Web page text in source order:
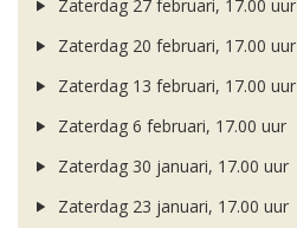
Zaterdag 27 februari, 17.00 uur
Zaterdag 20 februari, 17.00 uur
Zaterdag 13 februari, 17.00 uur
Zaterdag 6 februari, 17.00 uur
Zaterdag 30 januari, 17.00 uur
Zaterdag 23 januari, 17.00 uur